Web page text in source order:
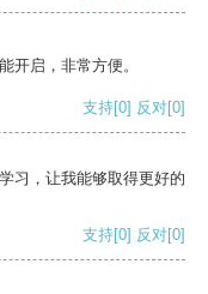
开启，非常方便。
支持[0] 反对[0]
习，让我能够取得更好的
支持[0] 反对[0]